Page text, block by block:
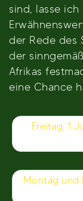
sind, lasse ich
der Rede des
der
Afrikas
eine Chance
Freitag,
Montag und